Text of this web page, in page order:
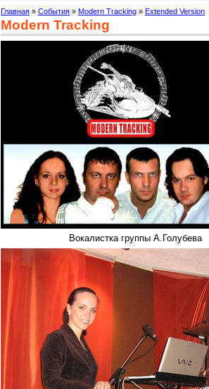
Главная » События » Modern Tracking » Extended Version
Modern Tracking
Вокалистка группы А.Голубева